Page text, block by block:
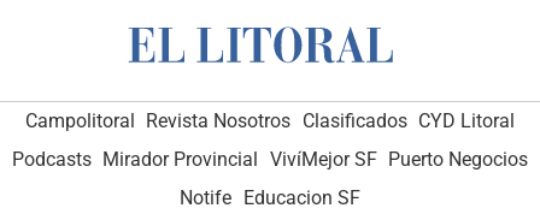
Campolitoral Revista Nosotros Clasificados CYD Litoral
Podcasts Mirador Provincial VivíMejor SF Puerto Negocios
Notife Educacion SF